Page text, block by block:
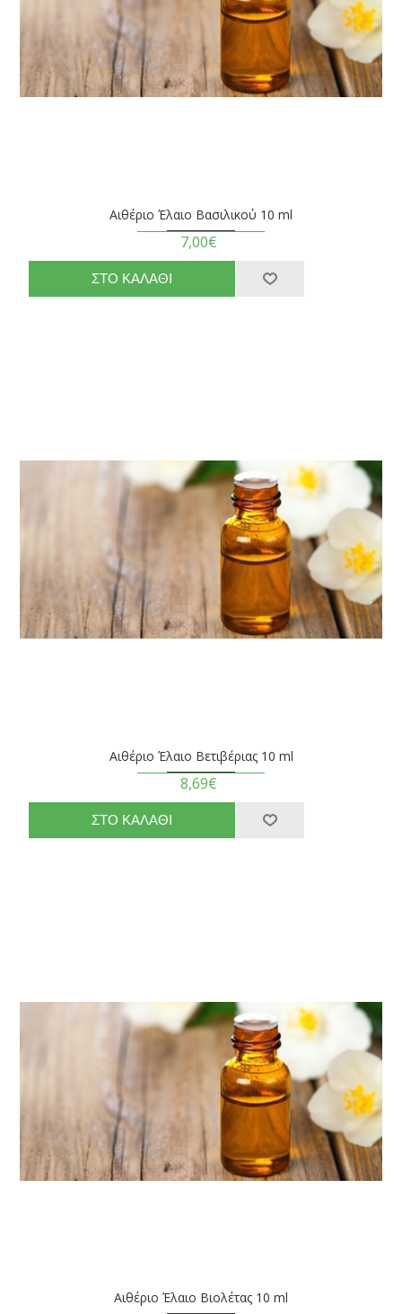
Αιθέριο Έλαιο Βασιλικού 10 ml
7,00€
Αιθέριο Έλαιο Βετιβέριας 10 ml
8,69€
Αιθέριο Έλαιο Βιολέτας 10 ml